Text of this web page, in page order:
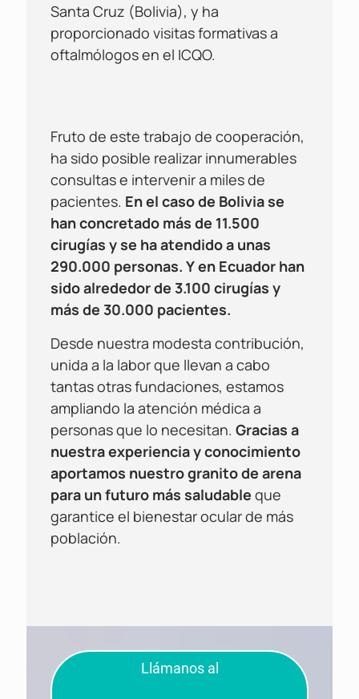
Santa Cruz (Bolivia), y ha
proporcionado visitas formativas a
oftalmólogos en el ICQO.
Fruto de este trabajo de cooperación,
ha sido posible realizar innumerables
consultas e intervenir a miles de
pacientes. En el caso de Bolivia se
han concretado más de 11.500
cirugías y se ha atendido a unas
290.000 personas. Y en Ecuador han
sido alrededor de 3.100 cirugías y
más de 30.000 pacientes.
Desde nuestra modesta contribución,
unida a la labor que llevan a cabo
tantas otras fundaciones, estamos
ampliando la atención médica a
personas que lo necesitan. Gracias a
nuestra experiencia y conocimiento
aportamos nuestro granito de arena
para un futuro más saludable que
garantice el bienestar ocular de más
población.
Llámanos al